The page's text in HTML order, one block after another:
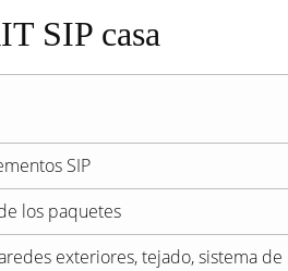
SIP casa
SIP
los paquetes
exteriores, tejado, sistema de